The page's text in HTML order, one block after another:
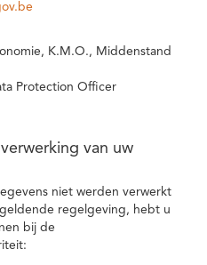
K.M.O., Middenstand
Protection Officer
van uw
niet werden verwerkt
regelgeving, hebt u
bij de